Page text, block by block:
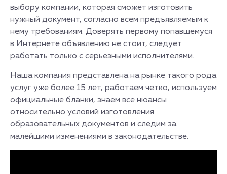
выбору компании, которая сможет изготовить
нужный документ, согласно всем предъявляемым к
нему требованиям. Доверять первому попавшемуся
в Интернете объявлению не стоит, следует
работать только с серьезными исполнителями.
Наша компания представлена на рынке такого рода
услуг уже более 15 лет, работаем четко, используем
официальные бланки, знаем все нюансы
относительно условий изготовления
образовательных документов и следим за
малейшими изменениями в законодательстве.